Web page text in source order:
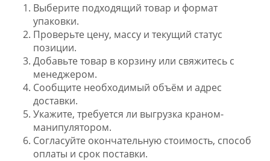
Выберите подходящий товар и формат
упаковки.
Проверьте цену, массу и текущий статус
позиции.
Добавьте товар в корзину или свяжитесь с
менеджером.
Сообщите необходимый объём и адрес
доставки.
Укажите, требуется ли выгрузка краном-
манипулятором.
Согласуйте окончательную стоимость, способ
оплаты и срок поставки.